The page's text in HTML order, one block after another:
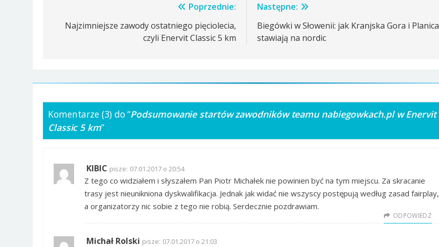
wpisu
Poprzednie:
Najzimniejsze zawody ostatniego pięciolecia,
czyli Enervit Classic 5 km
Następne:
Biegówki w Słowenii: jak Kranjska Gora i Planica
stawiają na nordic
Komentarze (3) do “Podsumowanie startów zawodników teamu nabiegowkach.pl w Enervit
Classic 5 km”
KIBIC pisze: 07.01.2017 o 20:54
Z tego co widziałem i słyszałem Pan Piotr Michałek nie powinien być na tym miejscu. Za skracanie
trasy jest nieunikniona dyskwalifikacja. Jednak jak widać nie wszyscy postępują według zasad fairplay,
a organizatorzy nic sobie z tego nie robią. Serdecznie pozdrawiam.
ODPOWIEDZ
Michał Rolski pisze: 07.01.2017 o 21:03